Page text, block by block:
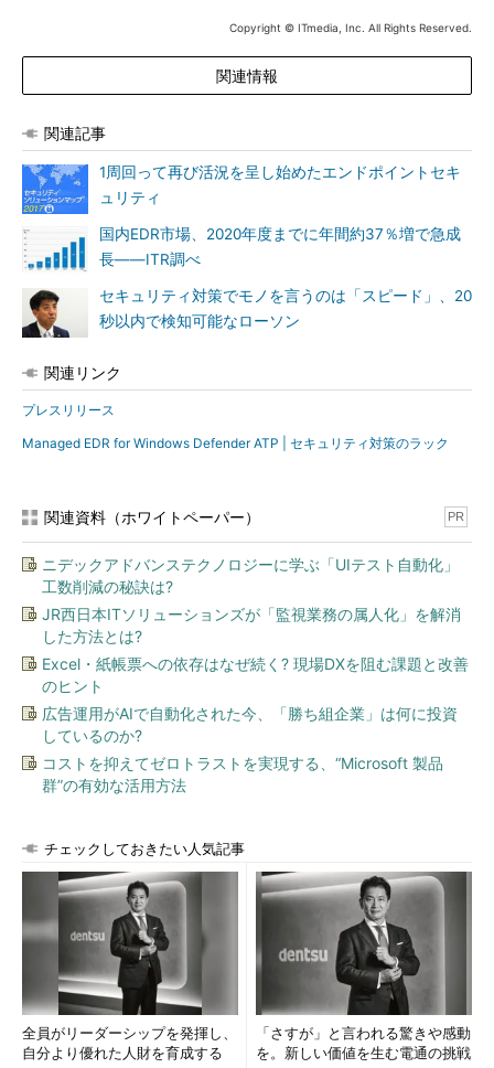
マネージドEDRサービス for Windows Defender ATPで提供
日本マイクロソフト Windows
日本マイクロソフト Windows ＆ デバ
ダクトマネージャーの石田圭志氏は、こ
のDefender ATPの効果について次のよ
うに述べる。
「Defender ATPは既存のウイルス対
策ソフトとも共存でき、Windows as a
Serviceの考え方の下、時代に合ったセ
キュリティ機能を提供している。しか
し、やはり課題になるのは運用だ。
『Defender ATPを入れてみたいが、運
用をどうすればいいのか』という声は多
かった。そして『パートナーはいないか』と聞かれる。
Defender ATPをマネージドサービスで提供できることは、お客
Defender ATPはOSの一部として、エンドポイントの情報を
収集、脅威検知の仕組みを提供している
参考リンク：
――Microsoft流“クラウドでセキュリティ”の具体的活用事
例を紹介：セキュリティ対策の課題を「クラウド」で解決
の山中茂生氏は同社のセキュリティ監
視・運用センター「JSOC」における
2000年からの活動を紹介。「第4世代の
JSOCでは、アライアンスパートナーと
ともに『クラウド時代のセキュリティ対
策』へ向かっている。その中に
Defender ATPが仲間入りし、EDRのソ
Copyright © ITmedia, Inc. All Rights Reserved.
関連情報
関連記事
1周回って再び活況を呈し始めたエンドポイントセキ
ュリティ
国内EDR市場、2020年度までに年間約37％増で急成
長――ITR調べ
セキュリティ対策でモノを言うのは「スピード」、20
秒以内で検知可能なローソン
関連リンク
プレスリリース
Managed EDR for Windows Defender ATP | セキュリティ対策のラック
関連資料（ホワイトペーパー） PR
ニデックアドバンステクノロジーに学ぶ「UIテスト自動化」
工数削減の秘訣は?
JR西日本ITソリューションズが「監視業務の属人化」を解消
した方法とは?
Excel・紙帳票への依存はなぜ続く? 現場DXを阻む課題と改善
のヒント
広告運用がAIで自動化された今、「勝ち組企業」は何に投資
しているのか?
コストを抑えてゼロトラストを実現する、“Microsoft 製品
群”の有効な活用方法
チェックしておきたい人気記事
全員がリーダーシップを発揮し、
自分より優れた人財を育成する
「さすが」と言われる驚きや感動
を。新しい価値を生む電通の挑戦